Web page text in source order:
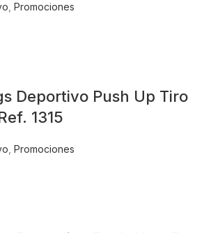
Promociones
Deportivo Push Up Tiro
1315
Promociones